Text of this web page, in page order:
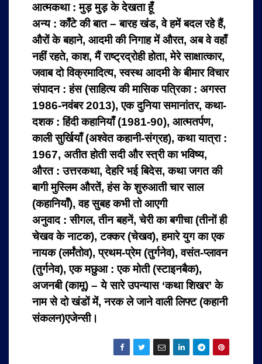
आत्मकथा : मुड़ मुड़ के देखता हूँ
अन्य : काँटे की बात – बारह खंड, वे हमें बदल रहे हैं,
औरों के बहाने, आदमी की निगाह में औरत, अब वे वहाँ
नहीं रहते, काश, मैं राष्ट्रद्रोही होता, मेरे साक्षात्कार,
जवाब दो विक्रमादित्य, स्वस्थ आदमी के बीमार विचार
संपादन : हंस (साहित्य की मासिक पत्रिका : अगस्त
1986-नवंबर 2013), एक दुनिया समानांतर, कथा-
दशक : हिंदी कहानियाँ (1981-90), आत्मतर्पण,
काली सुर्खियाँ (अश्वेत कहानी-संग्रह), कथा यात्रा :
1967, अतीत होती सदी और स्त्री का भविष्य,
औरत : उत्तरकथा, देहरि भई बिदेस, कथा जगत की
बागी मुस्लिम औरतें, हंस के शुरुआती चार साल
(कहानियाँ), वह सुबह कभी तो आएगी
अनुवाद : सीगल, तीन बहनें, चेरी का बगीचा (तीनों ही
चेखव के नाटक), टक्कर (चेखव), हमारे युग का एक
नायक (लर्मंतोव), प्रथम-प्रेम (तुर्गनेव), वसंत-प्लावन
(तुर्गनेव), एक मछुआ : एक मोती (स्टाइनबैक),
अजनबी (कामू) – ये सारे उपन्यास ‘कथा शिखर’ के
नाम से दो खंडों में, नरक ले जाने वाली लिफ्ट (कहानी
संकलन)एजेन्सी।